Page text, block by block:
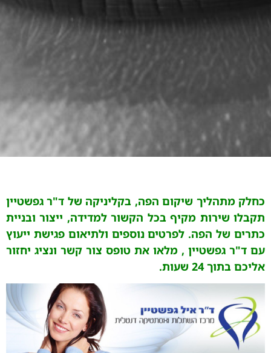
כחלק מתהליך שיקום הפה, בקליניקה של ד"ר גפשטיין
תקבלו שירות מקיף בכל הקשור למדידה, ייצור ובניית
כתרים של הפה. לפרטים נוספים ולתיאום פגישת ייעוץ
עם ד"ר גפשטיין , מלאו את טופס צור קשר ונציג יחזור
אליכם בתוך 24 שעות.